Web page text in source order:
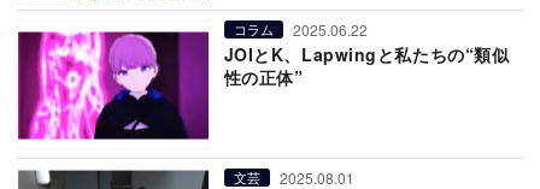
コラム 2025.06.22
JOIとK、Lapwingと私たちの“類似
性の正体”
文芸 2025.08.01